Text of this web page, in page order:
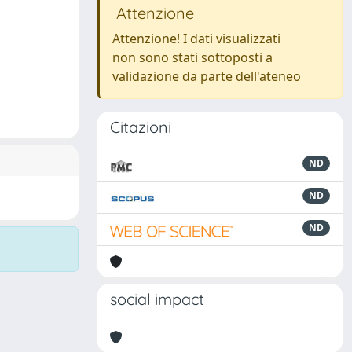
Attenzione
Attenzione! I dati visualizzati
non sono stati sottoposti a
validazione da parte dell'ateneo
Citazioni
ND
ND
ND
social impact